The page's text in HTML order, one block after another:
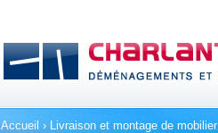
Accueil › Livraison et montage de mobilier